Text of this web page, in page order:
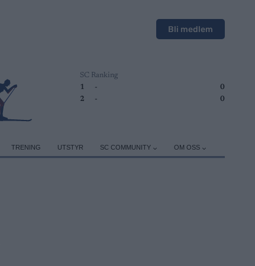
Bli medlem
SC Ranking
1
-
0
2
- 0
TRENING UTSTYR SC COMMUNITY OM OSS